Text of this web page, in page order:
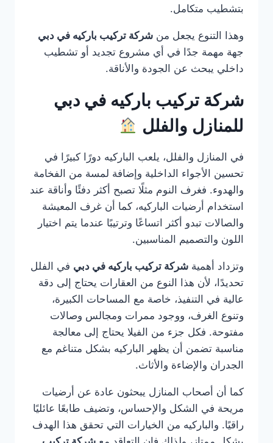
بتشطيب متكامل.
وهذا التنوع يجعل من شركة تركيب باركيه في دبي
جهة مهمة جدًا في أي مشروع تجديد أو تشطيب
داخلي يبحث عن الجودة والأناقة.
شركة تركيب باركيه في دبي
للمنازل والفلل
في المنازل والفلل، يلعب الباركيه دورًا كبيرًا في
تحسين الأجواء الداخلية وإضافة لمسة من الفخامة
والهدوء. فغرف النوم مثلًا تصبح أكثر دفئًا وأناقة عند
استخدام أرضيات الباركيه، كما أن غرف المعيشة
والصالات تبدو أكثر اتساعًا وترتيبًا عندما يتم اختيار
اللون والتصميم المناسبين.
وتزداد أهمية شركة تركيب باركيه في دبي في الفلل
تحديدًا، لأن هذا النوع من العقارات يحتاج إلى دقة
عالية في التنفيذ، خاصة مع المساحات الكبيرة،
وتنوع الغرف، ووجود ممرات ومجالس وصالات
مفتوحة. فكل جزء من الفيلا يحتاج إلى معالجة
مناسبة تضمن أن يظهر الباركيه بشكل متناغم مع
الجدران والإضاءة والأثاث.
كما أن أصحاب المنازل يبحثون عادة عن أرضيات
مريحة في الشكل والإحساس، وتضيف طابعًا عائليًا
راقيًا. والباركيه من الخيارات التي تحقق هذا الهدف